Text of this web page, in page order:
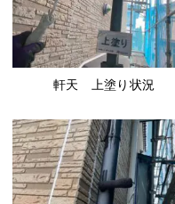
軒天 上塗り状況